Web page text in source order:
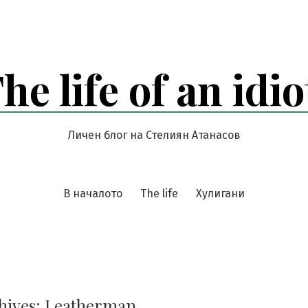
life of an
Личен блог на Стелиян Атанасов
В началото The life Хулигани